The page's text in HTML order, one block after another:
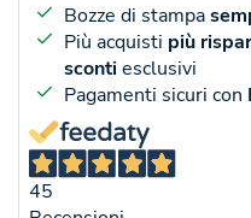
Bozze di stampa
Più acquisti più
scontiesclusivi
Pagamenti sicuri con
45